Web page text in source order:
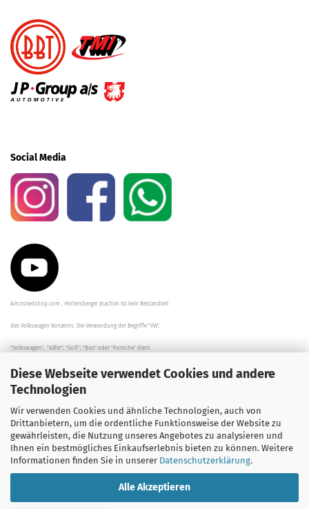
Diese Webseite verwendet Cookies und andere
Technologien
Wir verwenden Cookies und ähnliche Technologien, auch von
Drittanbietern, um die ordentliche Funktionsweise der Website zu
gewährleisten, die Nutzung unseres Angebotes zu analysieren und
Ihnen ein bestmögliches Einkaufserlebnis bieten zu können. Weitere
Informationen finden Sie in unserer Datenschutzerklärung.
Alle Akzeptieren
Social Media
Aircooledshop.com , Hintersberger Joachim ist kein Bestandteil
des Volkswagen Konzerns. Die Verwendung der Begriffe "VW",
"Volkswagen", "Käfer", "Golf", "Bus" oder "Porsche" dient
der Beschreibung der Teile und stellt in keinem Fall eine direkte
Verbindung zu dem Unternehmen "Volkswagen" her/da.
Die Beschreibungen, Zeichnungen und Angaben zur
Verwendung sind sorgfältig überprüft worden.